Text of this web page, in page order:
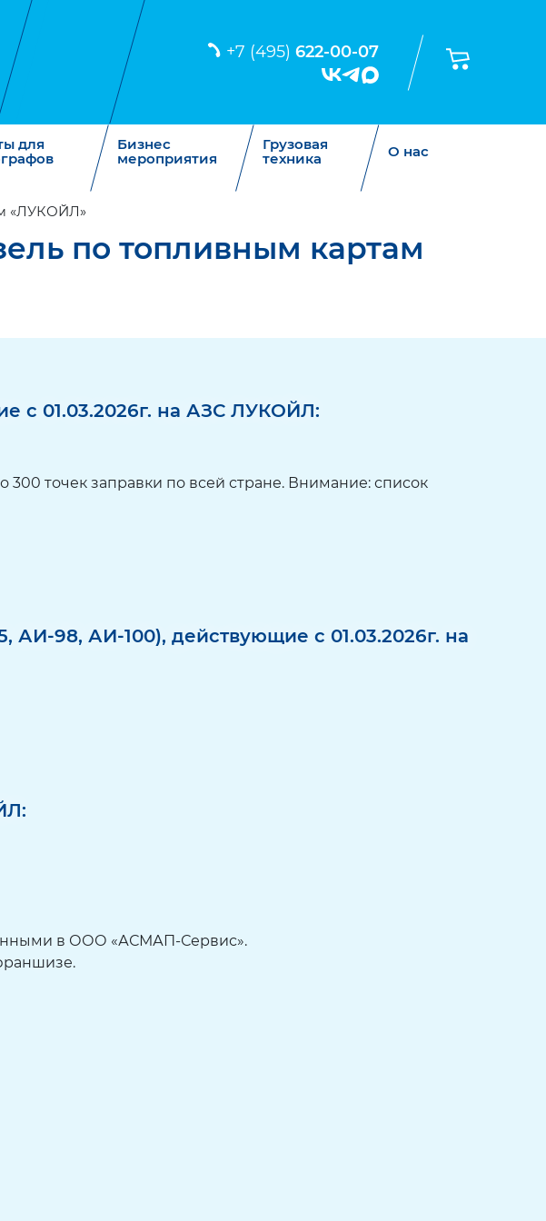
+7 (495) 622-00-07
для
Бизнес
мероприятия
Грузовая
техника
О нас
«ЛУКОЙЛ»
по топливным картам
с 01.03.2026г. на АЗС ЛУКОЙЛ:
точек заправки по всей стране. Внимание: список
98, АИ-100), действующие с 01.03.2026г. на
в ООО «АСМАП-Сервис».